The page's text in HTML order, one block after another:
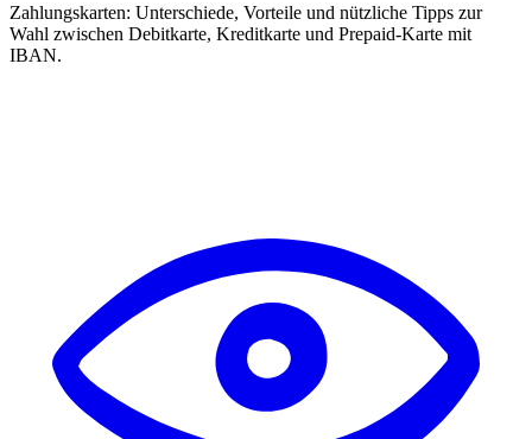
Zahlungskarten: Unterschiede, Vorteile und nützliche Tipps zur
Wahl zwischen Debitkarte, Kreditkarte und Prepaid-Karte mit
IBAN.